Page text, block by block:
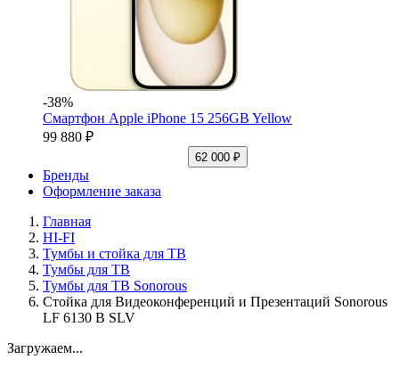
-38%
Смартфон Apple iPhone 15 256GB Yellow
99 880 ₽
62 000 ₽
Бренды
Оформление заказа
Главная
HI-FI
Тумбы и стойка для ТВ
Тумбы для ТВ
Тумбы для ТВ Sonorous
Стойка для Видеоконференций и Презентаций Sonorous
LF 6130 B SLV
Загружаем...